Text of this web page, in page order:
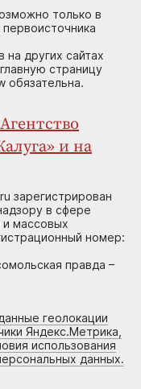
только в
на других сайтах
страницу
обязательна.
и на
зарегистрирован
в сфере
и массовых
номер:
правда –
геолокации
Яндекс.Метрика,
использования
данных.